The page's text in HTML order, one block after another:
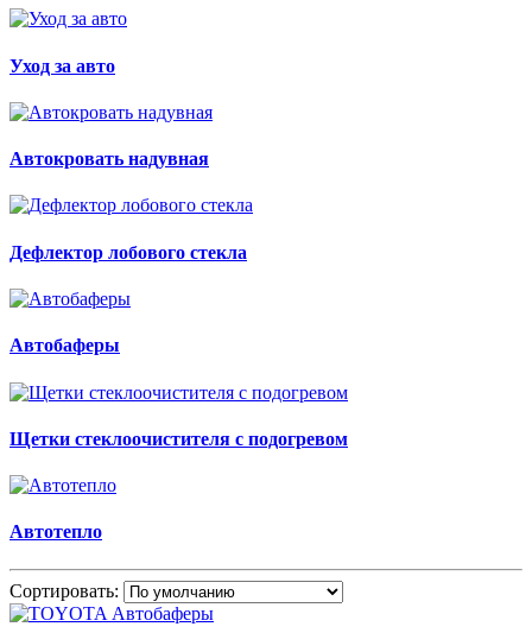
Уход за авто
Автокровать надувная
Дефлектор лобового стекла
Автобаферы
Щетки стеклоочистителя с подогревом
Автотепло
Сортировать: